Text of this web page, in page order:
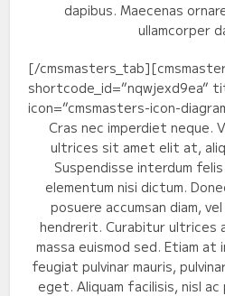
dapibus. Maecenas
ullamcorper
[/
shortcode_id=”nqwjexd9ea”
icon=”cmsmasters-icon-
Cras nec imperdiet neque.
ultrices sit amet elit at,
Suspendisse interdum
elementum nisi dictum.
posuere accumsan diam,
hendrerit. Curabitur ultrices
massa euismod sed. Etiam at
feugiat pulvinar mauris,
eget. Aliquam facilisis, nisl